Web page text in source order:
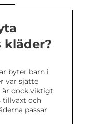
kläder?
byter barn i
var sjätte
är dock viktigt
tillväxt och
passar